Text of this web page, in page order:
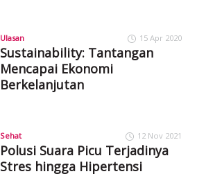
Ulasan 15 Apr 2020
Sustainability: Tantangan
Mencapai Ekonomi
Berkelanjutan
Sehat 12 Nov 2021
Polusi Suara Picu Terjadinya
Stres hingga Hipertensi